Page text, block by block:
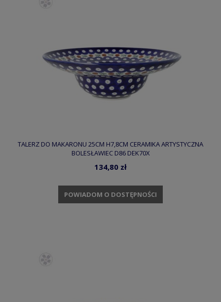
TALERZ DO MAKARONU 25CM H7,8CM CERAMIKA ARTYSTYCZNA
BOLESŁAWIEC D86 DEK70X
134,80 zł
POWIADOM O DOSTĘPNOŚCI